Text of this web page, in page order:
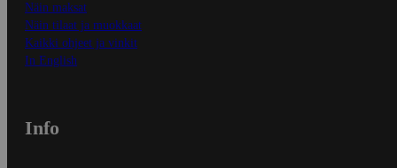
Näin maksat
Näin tilaat ja muokkaat
Kaikki ohjeet ja vinkit
In English
Info